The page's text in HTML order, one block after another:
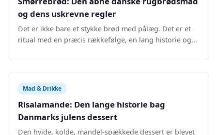
og dens uskrevne regler
Det er ikke bare et stykke brød med pålæg. Det er et
ritual med en præcis rækkefølge, en lang historie og...
Mad & Drikke
Risalamande: Den lange historie bag
Danmarks julens dessert
Den hvide, kolde, mandel-spækkede dessert er blevet